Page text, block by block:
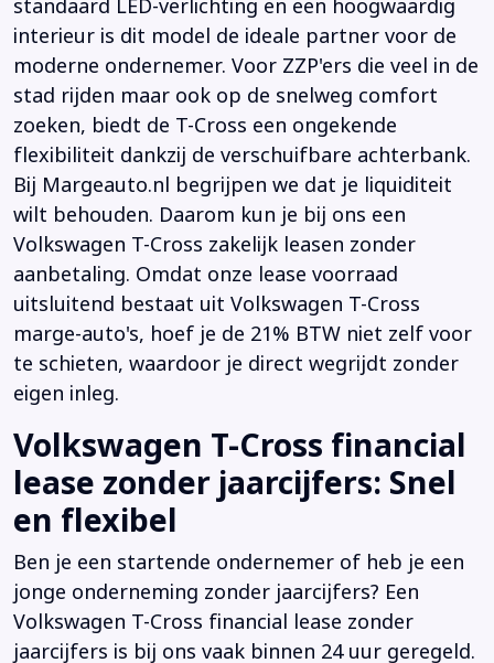
standaard LED-verlichting en een hoogwaardig
interieur is dit model de ideale partner voor de
moderne ondernemer. Voor ZZP'ers die veel in de
stad rijden maar ook op de snelweg comfort
zoeken, biedt de T-Cross een ongekende
flexibiliteit dankzij de verschuifbare achterbank.
Bij Margeauto.nl begrijpen we dat je liquiditeit
wilt behouden. Daarom kun je bij ons een
Volkswagen T-Cross zakelijk leasen zonder
aanbetaling. Omdat onze lease voorraad
uitsluitend bestaat uit Volkswagen T-Cross
marge-auto's, hoef je de 21% BTW niet zelf voor
te schieten, waardoor je direct wegrijdt zonder
eigen inleg.
Volkswagen T-Cross financial
lease zonder jaarcijfers: Snel
en flexibel
Ben je een startende ondernemer of heb je een
jonge onderneming zonder jaarcijfers? Een
Volkswagen T-Cross financial lease zonder
jaarcijfers is bij ons vaak binnen 24 uur geregeld.